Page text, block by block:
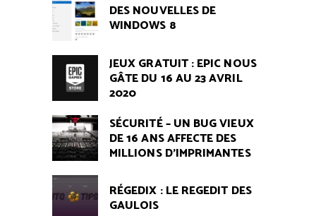
DES NOUVELLES DE
WINDOWS 8
JEUX GRATUIT : EPIC NOUS
GÂTE DU 16 AU 23 AVRIL
2020
SÉCURITÉ – UN BUG VIEUX
DE 16 ANS AFFECTE DES
MILLIONS D’IMPRIMANTES
RÉGEDIX : LE REGEDIT DES
GAULOIS